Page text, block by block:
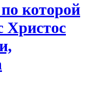
которой
Христос